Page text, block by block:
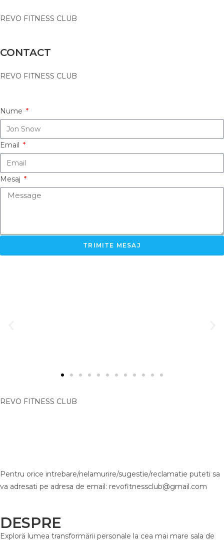
REVO FITNESS CLUB
CONTACT
REVO FITNESS CLUB
Nume
Email
Mesaj
TRIMITE MESAJ
REVO FITNESS CLUB
Pentru orice intrebare/nelamurire/sugestie/reclamatie puteti sa
va adresati pe adresa de email: revofitnessclub@gmail.com
DESPRE
Exploră lumea transformării personale la cea mai mare sala de